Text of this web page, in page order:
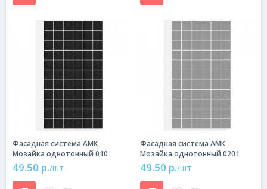
Фасадная система АМК
Мозайка однотонный 010
49.50 р./шт
Фасадная система АМК
Мозайка однотонный 0201
49.50 р./шт